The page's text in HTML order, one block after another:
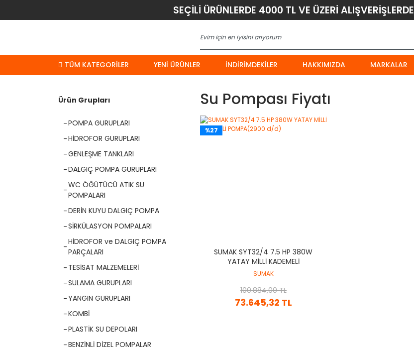
SEÇİLİ ÜRÜNLERDE 4000 TL VE ÜZERİ ALIŞVERİŞLERDE
TÜM KATEGORİLER YENI ÜRÜNLER İNDIRIMDEKILER HAKKIMIZDA MARKALAR
Ürün Grupları
POMPA GURUPLARI
HİDROFOR GURUPLARI
GENLEŞME TANKLARI
DALGIÇ POMPA GURUPLARI
WC ÖĞÜTÜCÜ ATIK SU
POMPALARI
DERİN KUYU DALGIÇ POMPA
SİRKÜLASYON POMPALARI
HİDROFOR ve DALGIÇ POMPA
PARÇALARI
TESİSAT MALZEMELERİ
SULAMA GURUPLARI
YANGIN GURUPLARI
KOMBİ
PLASTİK SU DEPOLARI
BENZİNLİ DİZEL POMPALAR
Su Pompası Fiyatı
%27
SUMAK SYT32/4 7.5 HP 380W
YATAY MİLLİ KADEMELİ
POMPA(2900 D/D)
SUMAK
73.645,32 TL
100.884,00 TL